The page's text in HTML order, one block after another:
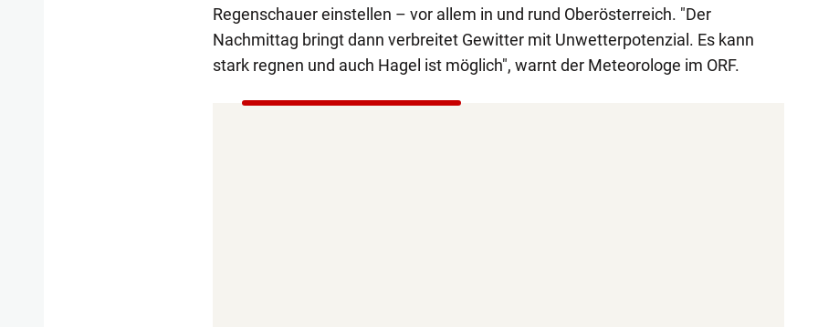
Regenschauer einstellen – vor allem in und rund Oberösterreich. "Der
Nachmittag bringt dann verbreitet Gewitter mit Unwetterpotenzial. Es kann
stark regnen und auch Hagel ist möglich", warnt der Meteorologe im ORF.